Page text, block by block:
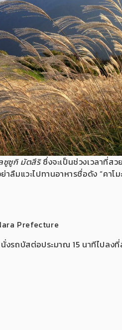
ซูซูกิ มัตสึริซึ่งจะเป็นช่วงเวลาที่ส
มแวะไปทานอาหารชื่อดัง “คาโม
Prefecture
รถบัสต่อประมาณ 15 นาทีไปลง